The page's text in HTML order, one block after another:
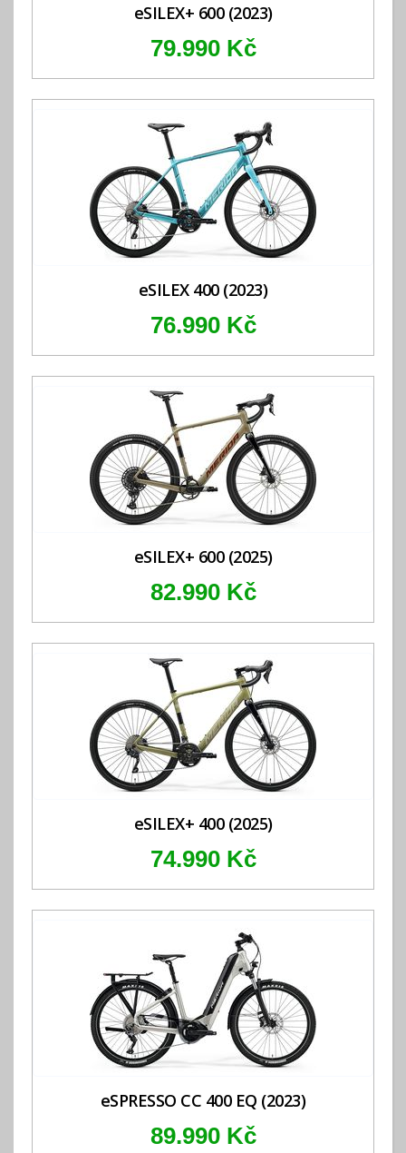
eSILEX+ 600 (2023)
79.990 Kč
eSILEX 400 (2023)
76.990 Kč
eSILEX+ 600 (2025)
82.990 Kč
eSILEX+ 400 (2025)
74.990 Kč
eSPRESSO CC 400 EQ (2023)
89.990 Kč